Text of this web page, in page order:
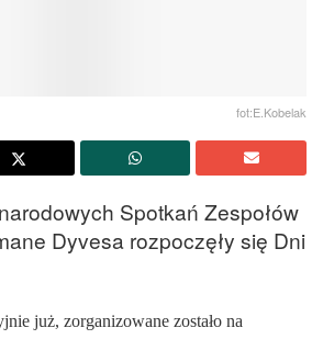
fot:E.Kobelak
Spotkań Zespołów
Dyvesa rozpoczęły się Dni
już, zorganizowane zostało na